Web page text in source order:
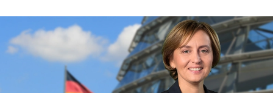
PRESSE
STELLENPORTAL